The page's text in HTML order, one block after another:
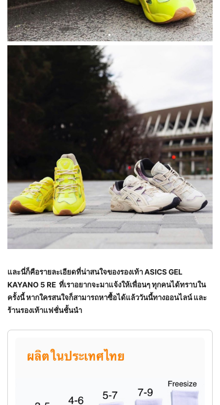
และนี่ก็คือรายละเอียดที่น่าสนใจของรองเท้า ASICS GEL
KAYANO 5 RE ที่เราอยากจะมาแจ้งให้เพื่อนๆ ทุกคนได้ทราบใน
ครั้งนี้ หากใครสนใจก็สามารถหาซื้อได้แล้ววันนี้ทางออนไลน์ และ
ร้านรองเท้าแฟชั่นชั้นนำ
[ มาใหม่ ] รองเท้าผ้าใบสุดชิค สีใหม่ครีมดำ สวย